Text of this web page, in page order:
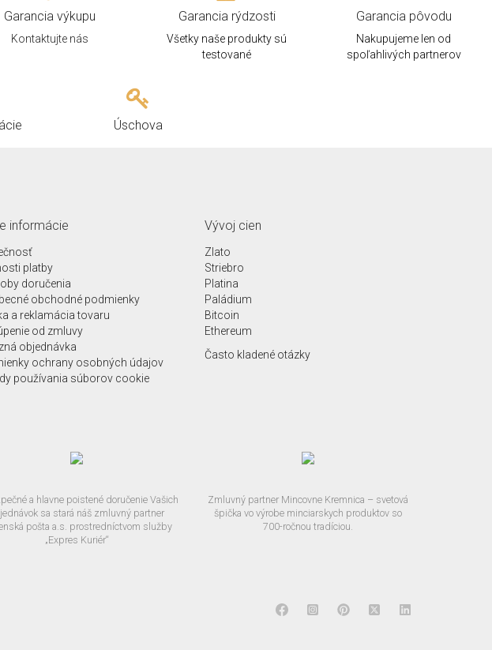
Garancia výkupu
Kontaktujte nás
Garancia rýdzosti
Všetky naše produkty sú
testované
Garancia pôvodu
Nakupujeme len od
spoľahlivých partnerov
Úschova
informácie
platby
doručenia
obchodné podmienky
a reklamácia tovaru
od zmluvy
objednávka
ochrany osobných údajov
používania súborov cookie
Vývoj cien
Zlato
Striebro
Platina
Paládium
Bitcoin
Ethereum
Často kladené otázky
a hlavne poistené doručenie Vašich
sa stará náš zmluvný partner
pošta a.s. prostredníctvom služby
„Expres Kuriér“
Zmluvný partner Mincovne Kremnica – svetová
špička vo výrobe minciarskych produktov so
700-ročnou tradíciou.